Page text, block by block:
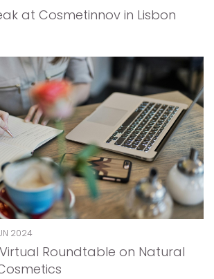
at Cosmetinnov in Lisbon
2024
Virtual Roundtable on Natural